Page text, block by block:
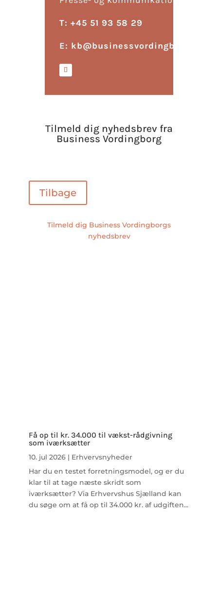
T: +45 51 93 58 29
E: kb@businessvordingborg.dk
Tilmeld dig nyhedsbrev fra
Business Vordingborg
Tilbage
Tilmeld dig Business Vordingborgs
nyhedsbrev
Få op til kr. 34.000 til vækst-rådgivning
som iværksætter
10. jul 2026 | Erhvervsnyheder
Har du en testet forretningsmodel, og er du
klar til at tage næste skridt som
iværksætter? Via Erhvervshus Sjælland kan
du søge om at få op til 34.000 kr. af udgiften...